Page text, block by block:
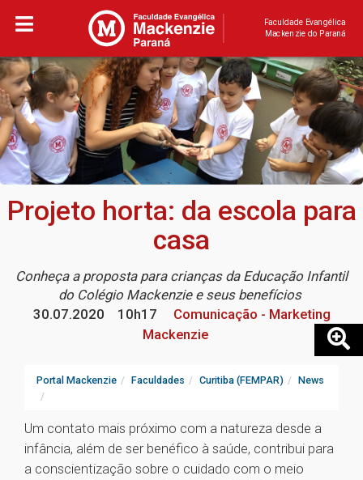
Faculdade Evangélica
Mackenzie do Paraná
Projeto horta: da escola para
casa
Conheça a proposta para crianças da Educação Infantil
do Colégio Mackenzie e seus benefícios
30.07.2020
10h17
Comunicação - Marketing
Mackenzie
Portal Mackenzie Faculdades Curitiba (FEMPAR) News
Um contato mais próximo com a natureza desde a
infância, além de ser benéfico à saúde, contribui para
a conscientização sobre o cuidado com o meio